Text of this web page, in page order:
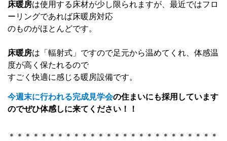
床暖房は使用する床材が少し限られますが、最近ではフロ
ーリングであれば床暖房対応
のものがほとんどです。
床暖房は「輻射式」ですので足元から温めてくれ、体感温
度が高く保たれるので
すごく快適に感じる暖房設備です。
今週末に行われる完成見学会の住まいにも採用しています
のでぜひ体感しに来てください！！
＊＊＊＊＊＊＊＊＊＊＊＊＊＊＊＊＊＊＊＊＊＊＊＊＊＊